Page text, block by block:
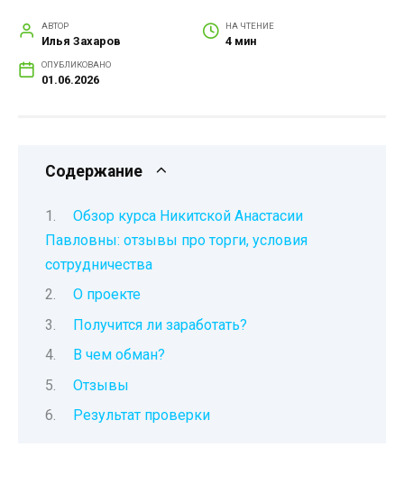
АВТОР
Илья Захаров
НА ЧТЕНИЕ
4 мин
ОПУБЛИКОВАНО
01.06.2026
Содержание
Обзор курса Никитской Анастасии
Павловны: отзывы про торги, условия
сотрудничества
О проекте
Получится ли заработать?
В чем обман?
Отзывы
Результат проверки